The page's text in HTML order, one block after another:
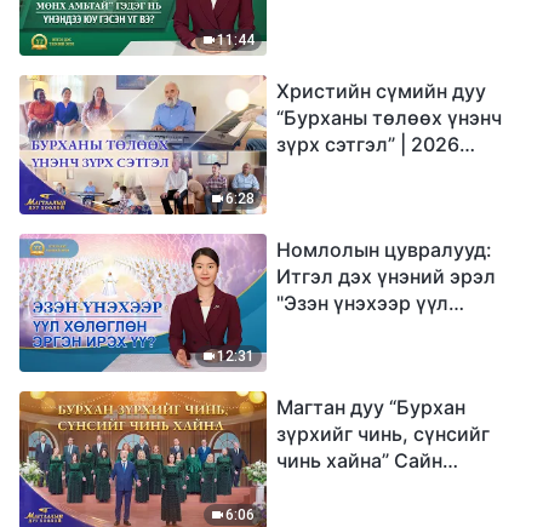
11:44
6:28
Христийн сүмийн дуу
“Бурханы төлөөх үнэнч
зүрх сэтгэл” | 2026
12:31
Номлолын цувралууд:
Итгэл дэх үнэний эрэл
"Эзэн үнэхээр үүл
6:06
Магтан дуу “Бурхан
зүрхийг чинь, сүнсийг
чинь хайна” Сайн